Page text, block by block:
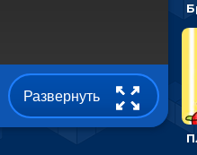
Развернуть